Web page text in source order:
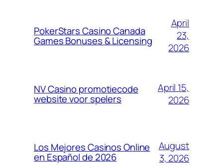
PokerStars Casino Canada
Games Bonuses & Licensing
April
23,
2026
NV Casino promotiecode
website voor spelers
April 15,
2026
Los Mejores Casinos Online
en Español de 2026
August
3, 2026